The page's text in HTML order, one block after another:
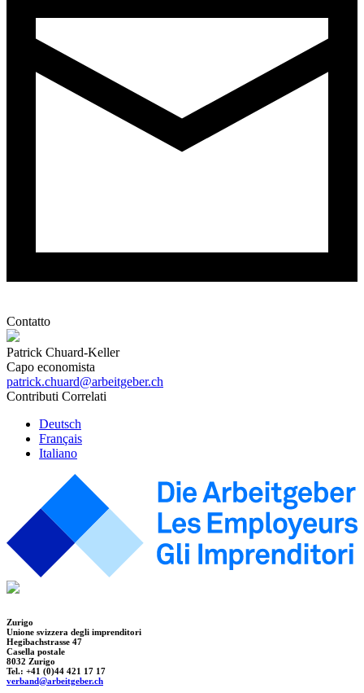
Contatto
Patrick Chuard-Keller
Capo economista
patrick.chuard@arbeitgeber.ch
Contributi Correlati
Deutsch
Français
Italiano
Zurigo
Unione svizzera degli imprenditori
Hegibachstrasse 47
Casella postale
8032 Zurigo
Tel.: +41 (0)44 421 17 17
verband@arbeitgeber.ch